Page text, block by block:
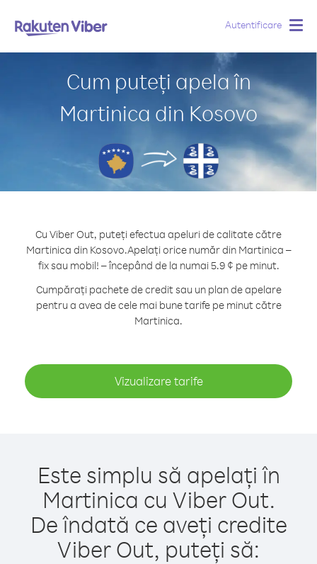
Autentificare
Cum puteți apela în
Martinica din Kosovo
Cu Viber Out, puteți efectua apeluri de calitate către
Martinica din Kosovo.Apelați orice număr din Martinica –
fix sau mobil! – începând de la numai 5.9 ¢ pe minut.
Cumpărați pachete de credit sau un plan de apelare
pentru a avea de cele mai bune tarife pe minut către
Martinica.
Vizualizare tarife
Este simplu să apelați în
Martinica cu Viber Out.
De îndată ce aveți credite
Viber Out, puteți să: